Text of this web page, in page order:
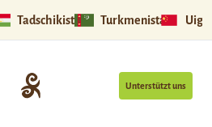
Tadschikistan Turkmenistan
Unterstützt uns